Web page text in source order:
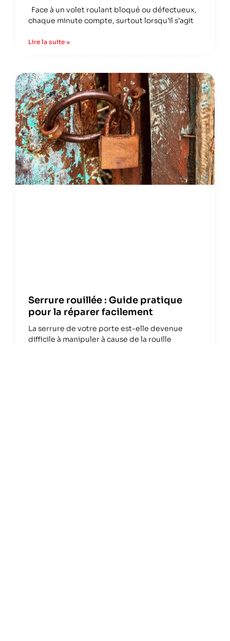
Face à un volet roulant bloqué ou défectueux,
chaque minute compte, surtout lorsqu’il s’agit
Lire la suite »
Serrure rouillée : Guide pratique
pour la réparer facilement
La serrure de votre porte est-elle devenue
difficile à manipuler à cause de la rouille